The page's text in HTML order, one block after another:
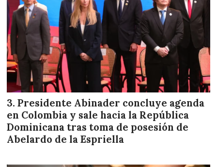
Presidente Abinader concluye agenda
en Colombia y sale hacia la República
Dominicana tras toma de posesión de
Abelardo de la Espriella